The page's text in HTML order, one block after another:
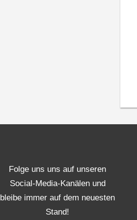
Folge uns uns auf unseren
Social-Media-Kanälen und
bleibe immer auf dem neuesten
Stand!